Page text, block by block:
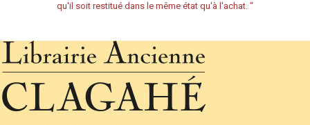
qu'il soit restitué dans le même état qu'à l'achat. "